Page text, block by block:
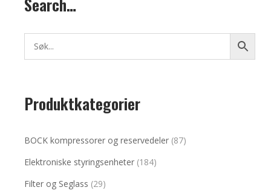
Produktkategorier
BOCK kompressorer og reservedeler (87)
Elektroniske styringsenheter (184)
Filter og Seglass (29)